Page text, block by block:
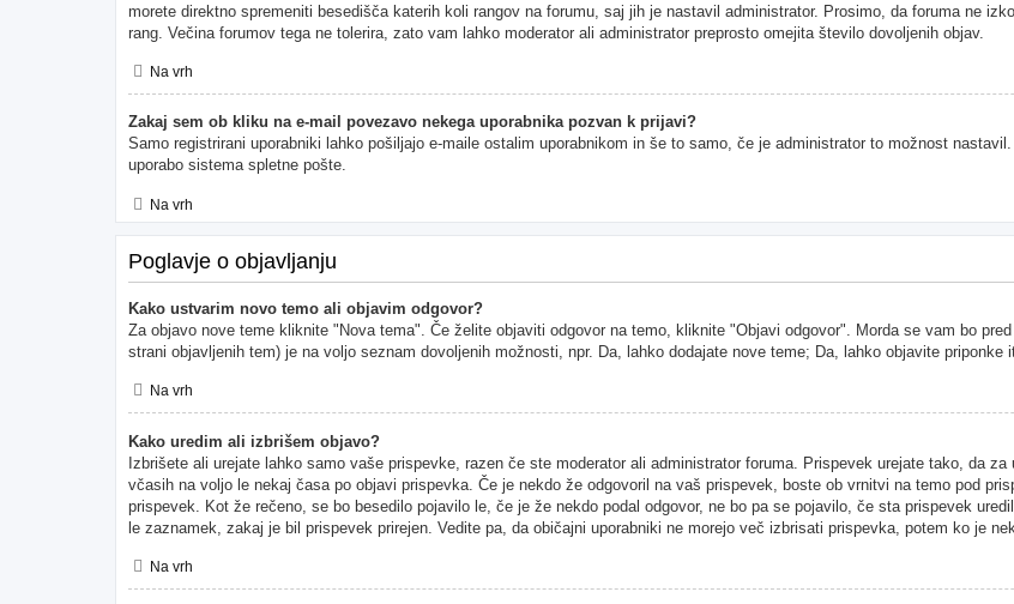
morete direktno spremeniti besedišča katerih koli rangov na forumu, saj jih je nastavil administrator. Prosimo, da foruma ne
rang. Večina forumov tega ne tolerira, zato vam lahko moderator ali administrator preprosto omejita število dovoljenih objav.
Na vrh
Zakaj sem ob kliku na e-mail povezavo nekega uporabnika pozvan k prijavi?
Samo registrirani uporabniki lahko pošiljajo e-maile ostalim uporabnikom in še to samo, če je administrator to možnost
uporabo sistema spletne pošte.
Na vrh
Poglavje o objavljanju
Kako ustvarim novo temo ali objavim odgovor?
Za objavo nove teme kliknite "Nova tema". Če želite objaviti odgovor na temo, kliknite "Objavi odgovor". Morda se vam bo
strani objavljenih tem) je na voljo seznam dovoljenih možnosti, npr. Da, lahko dodajate nove teme; Da, lahko objavite priponke
Na vrh
Kako uredim ali izbrišem objavo?
Izbrišete ali urejate lahko samo vaše prispevke, razen če ste moderator ali administrator foruma. Prispevek urejate tako, da
včasih na voljo le nekaj časa po objavi prispevka. Če je nekdo že odgovoril na vaš prispevek, boste ob vrnitvi na temo pod
prispevek. Kot že rečeno, se bo besedilo pojavilo le, če je že nekdo podal odgovor, ne bo pa se pojavilo, če sta prispevek
le zaznamek, zakaj je bil prispevek prirejen. Vedite pa, da običajni uporabniki ne morejo več izbrisati prispevka, potem ko je
Na vrh